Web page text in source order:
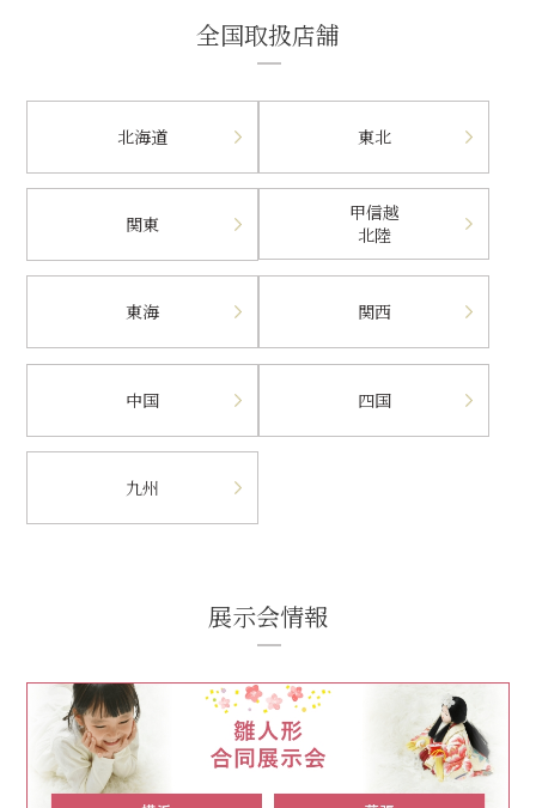
全国取扱店舗
北海道 東北
関東
甲信越
北陸
東海 関西
中国 四国
九州
展示会情報